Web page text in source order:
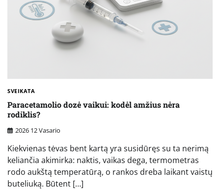
SVEIKATA
Paracetamolio dozė vaikui: kodėl amžius nėra
rodiklis?
2026 12 Vasario
Kiekvienas tėvas bent kartą yra susidūręs su ta nerimą
keliančia akimirka: naktis, vaikas dega, termometras
rodo aukštą temperatūrą, o rankos dreba laikant vaistų
buteliuką. Būtent […]